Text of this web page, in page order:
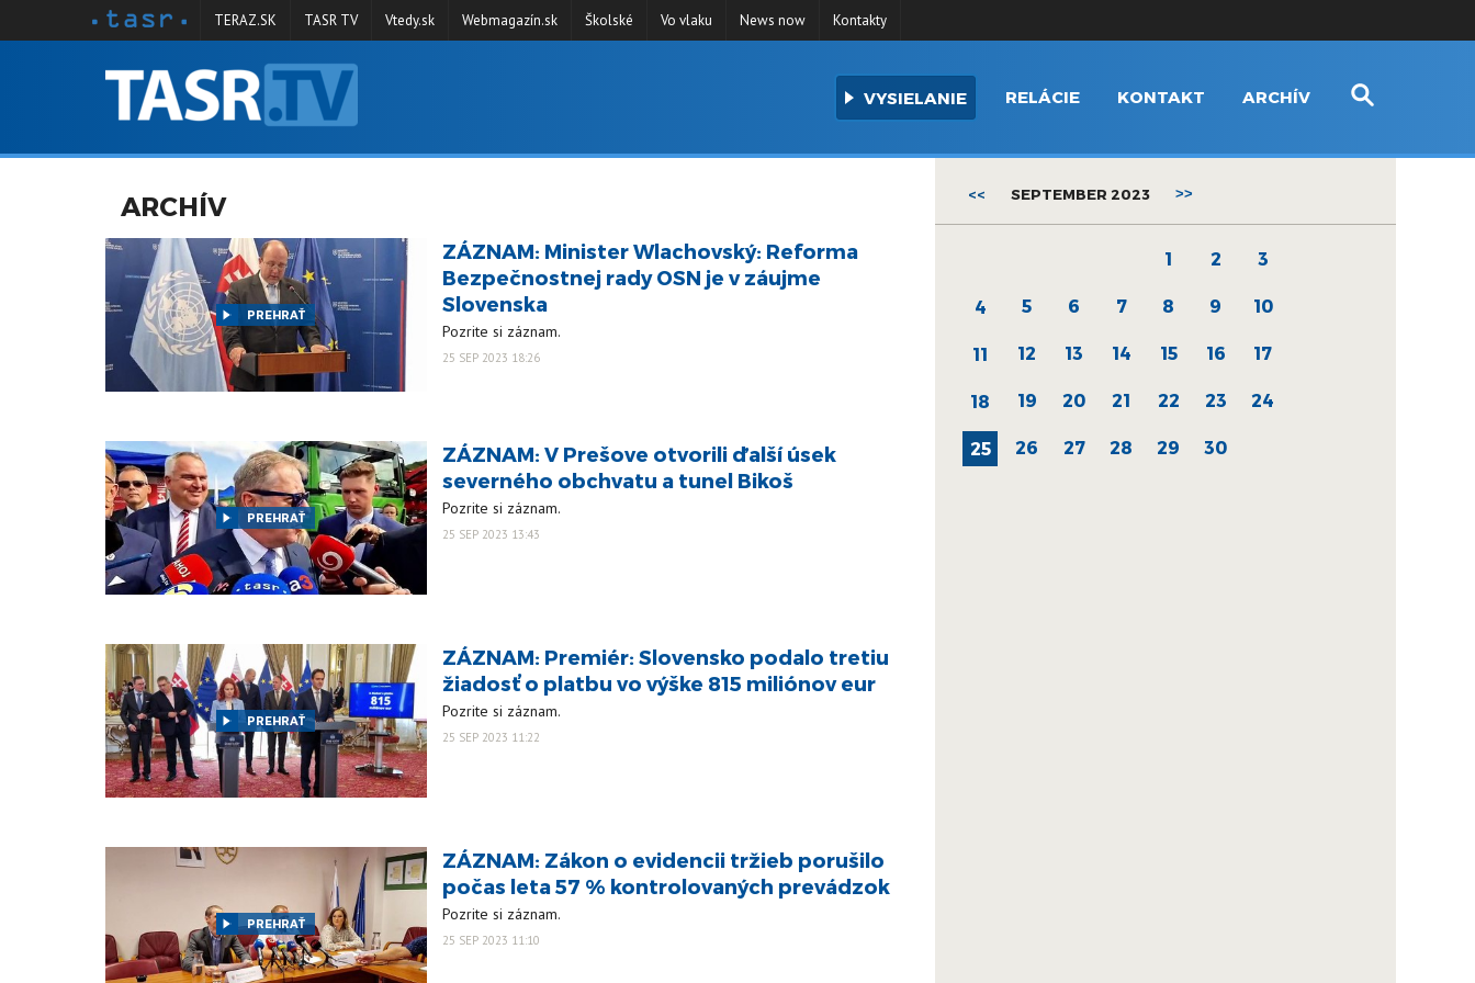
TERAZ.SK TASR TV Vtedy.sk Webmagazín.sk Školské Vo vlaku News now Kontakty
VYSIELANIE RELÁCIE KONTAKT ARCHÍV
ARCHÍV
PREHRAŤ
ZÁZNAM: Minister Wlachovský: Reforma
Bezpečnostnej rady OSN je v záujme
Slovenska
Pozrite si záznam.
25 SEP 2023 18:26
PREHRAŤ
ZÁZNAM: V Prešove otvorili ďalší úsek
severného obchvatu a tunel Bikoš
Pozrite si záznam.
25 SEP 2023 13:43
PREHRAŤ
ZÁZNAM: Premiér: Slovensko podalo tretiu
žiadosť o platbu vo výške 815 miliónov eur
Pozrite si záznam.
25 SEP 2023 11:22
PREHRAŤ
ZÁZNAM: Zákon o evidencii tržieb porušilo
počas leta 57 % kontrolovaných prevádzok
Pozrite si záznam.
25 SEP 2023 11:10
<< SEPTEMBER 2023 >>
1 2 3
4 5 6 7 8 9 10
11 12 13 14 15 16 17
18 19 20 21 22 23 24
25 26 27 28 29 30